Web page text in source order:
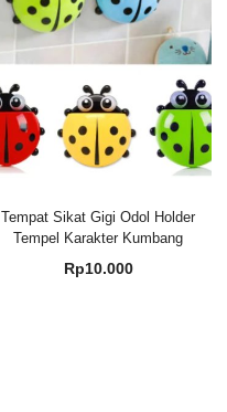
Tempat Sikat Gigi Odol Holder
Tempel Karakter Kumbang
Rp10.000